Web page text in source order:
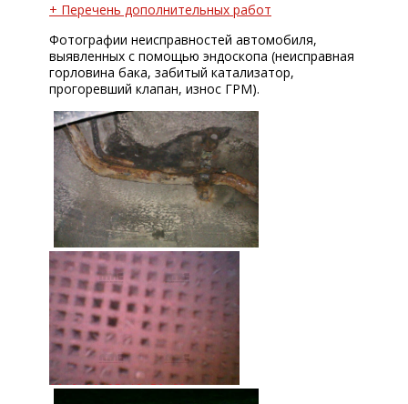
+ Перечень дополнительных работ
Фотографии неисправностей автомобиля,
выявленных с помощью эндоскопа (неисправная
горловина бака, забитый катализатор,
прогоревший клапан, износ ГРМ).